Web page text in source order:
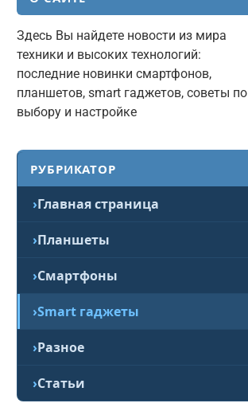
Здесь Вы найдете новости из мира
техники и высоких технологий:
последние новинки смартфонов,
планшетов, smart гаджетов, советы по
выбору и настройке
РУБРИКАТОР
Главная страница
Планшеты
Смартфоны
Smart гаджеты
Разное
Статьи